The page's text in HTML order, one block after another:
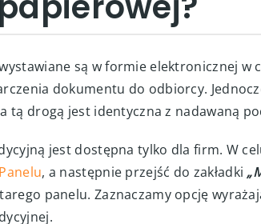
są w formie elektronicznej w
dokumentu do odbiorcy.
tą drogą jest identyczna z nadawaną